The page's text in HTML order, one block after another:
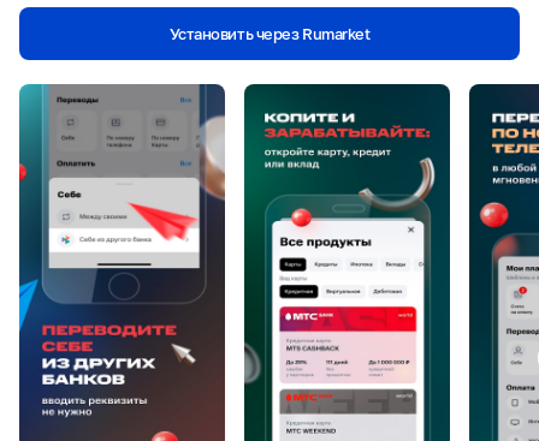
Установить через Rumarket